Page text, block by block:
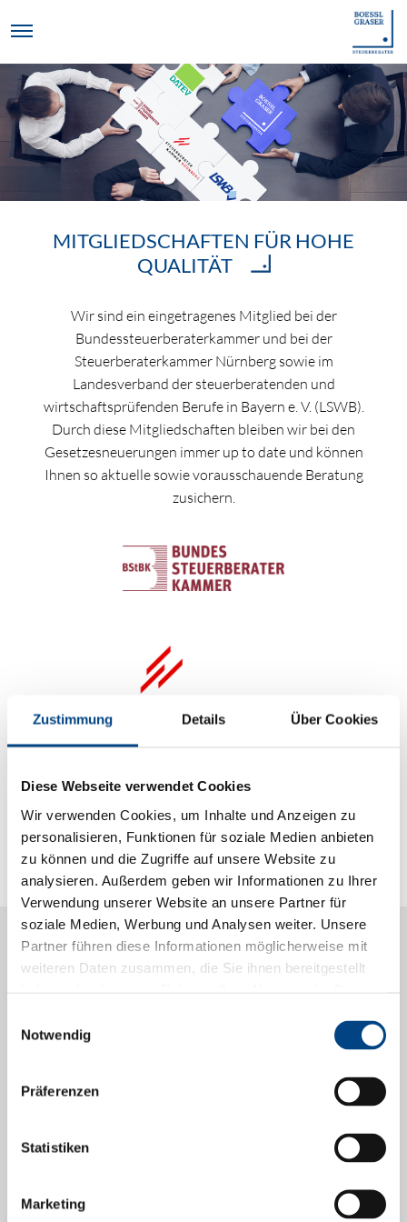
Zustimmung Details Über Cookies
Diese Webseite verwendet Cookies
Wir verwenden Cookies, um Inhalte und Anzeigen zu
personalisieren, Funktionen für soziale Medien anbieten
zu können und die Zugriffe auf unsere Website zu
analysieren. Außerdem geben wir Informationen zu Ihrer
Verwendung unserer Website an unsere Partner für
soziale Medien, Werbung und Analysen weiter. Unsere
Partner führen diese Informationen möglicherweise mit
weiteren Daten zusammen, die Sie ihnen bereitgestellt
Notwendig
Präferenzen
Statistiken
Marketing
MITGLIEDSCHAFTEN FÜR HOHE
QUALITÄT
Wir sind ein eingetragenes Mitglied bei der
Bundessteuerberaterkammer und bei der
Steuerberaterkammer Nürnberg sowie im
Landesverband der steuerberatenden und
wirtschaftsprüfenden Berufe in Bayern e. V. (LSWB).
Durch diese Mitgliedschaften bleiben wir bei den
Gesetzesneuerungen immer up to date und können
Ihnen so aktuelle sowie vorausschauende Beratung
zusichern.
Zudem sind wir ein Mitglied der DATEV eG mit Sitz in
Nürnberg. Diese Zugehörigkeit ermöglicht es uns, mit
Verfügung, um eine digitale Zusammenarbeit mit Ihnen